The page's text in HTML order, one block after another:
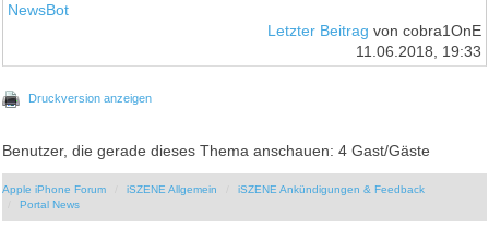
NewsBot
Letzter Beitrag von cobra1OnE
11.06.2018, 19:33
Druckversion anzeigen
Benutzer, die gerade dieses Thema anschauen: 4 Gast/Gäste
Apple iPhone Forum iSZENE Allgemein
iSZENE Ankündigungen & Feedback
Portal News